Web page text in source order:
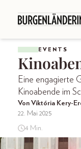
EVENTS
Eine engagierte
Kinoabende im
Von Viktória Kery-
22. Mai 2025
4 Min.